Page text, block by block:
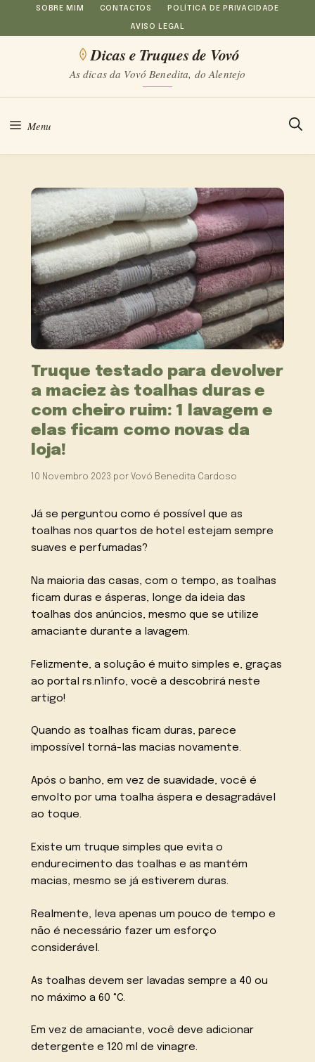
Saltar
para
conteúdo
SOBRE MIM CONTACTOS POLÍTICA DE PRIVACIDADE
AVISO LEGAL
Dicas e Truques de Vovó
As dicas da Vovó Benedita, do Alentejo
Menu
Truque testado para devolver
a maciez às toalhas duras e
com cheiro ruim: 1 lavagem e
elas ficam como novas da
loja!
10 Novembro 2023 por Vovó Benedita Cardoso
Já se perguntou como é possível que as
toalhas nos quartos de hotel estejam sempre
suaves e perfumadas?
Na maioria das casas, com o tempo, as toalhas
ficam duras e ásperas, longe da ideia das
toalhas dos anúncios, mesmo que se utilize
amaciante durante a lavagem.
Felizmente, a solução é muito simples e, graças
ao portal rs.n1info, você a descobrirá neste
artigo!
Quando as toalhas ficam duras, parece
impossível torná-las macias novamente.
Após o banho, em vez de suavidade, você é
envolto por uma toalha áspera e desagradável
ao toque.
Existe um truque simples que evita o
endurecimento das toalhas e as mantém
macias, mesmo se já estiverem duras.
Realmente, leva apenas um pouco de tempo e
não é necessário fazer um esforço
considerável.
As toalhas devem ser lavadas sempre a 40 ou
no máximo a 60 °C.
Em vez de amaciante, você deve adicionar
detergente e 120 ml de vinagre.